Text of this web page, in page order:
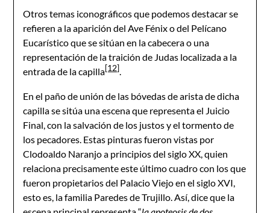
Otros temas iconográficos que podemos destacar se
refieren a la aparición del Ave Fénix o del Pelícano
Eucarístico que se sitúan en la cabecera o una
representación de la traición de Judas localizada a la
entrada de la capilla[12].
En el paño de unión de las bóvedas de arista de dicha
capilla se sitúa una escena que representa el Juicio
Final, con la salvación de los justos y el tormento de
los pecadores. Estas pinturas fueron vistas por
Clodoaldo Naranjo a principios del siglo XX, quien
relaciona precisamente este último cuadro con los que
fueron propietarios del Palacio Viejo en el siglo XVI,
esto es, la familia Paredes de Trujillo. Así, dice que la